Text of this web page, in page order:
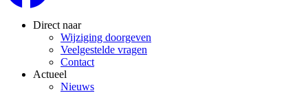
Direct naar
Wijziging doorgeven
Veelgestelde vragen
Contact
Actueel
Nieuws